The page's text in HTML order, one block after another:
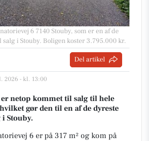
6 7140 Stouby, som er en af de
i Stouby. Boligen koster 3.795.000 kr.
Del artikel
2026 - kl. 13:00
er netop kommet til salg til hele
gør den til en af de dyreste
Stouby.
6 er på 317 m² og kom på